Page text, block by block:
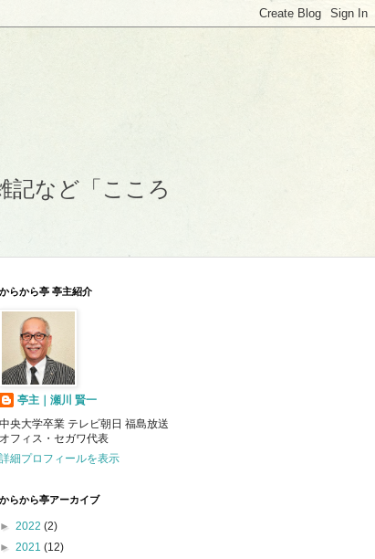
記など「こころ
からから亭 亭主紹介
亭主｜瀬川 賢一
中央大学卒業 テレビ朝日 福島放送
オフィス・セガワ代表
詳細プロフィールを表示
からから亭アーカイブ
► 2022 (2)
► 2021 (12)